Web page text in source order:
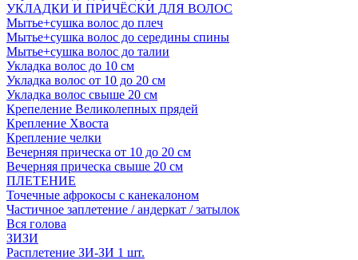
УКЛАДКИ И ПРИЧЁСКИ ДЛЯ ВОЛОС
Мытье+сушка волос до плеч
Мытье+сушка волос до середины спины
Мытье+сушка волос до талии
Укладка волос до 10 см
Укладка волос от 10 до 20 см
Укладка волос свыше 20 см
Крепеление Великолепных прядей
Крепление Хвоста
Крепление челки
Вечерняя прическа от 10 до 20 см
Вечерняя прическа свыше 20 см
ПЛЕТЕНИЕ
Точечные афрокосы с канекалоном
Частичное заплетение / андеркат / затылок
Вся голова
ЗИЗИ
Расплетение ЗИ-ЗИ 1 шт.